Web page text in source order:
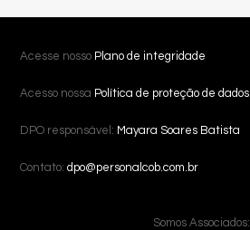
Acesse nosso Plano de integridade
Acesso nossa Política de proteção de dados
DPO responsável: Mayara Soares Batista
Contato:dpo@personalcob.com.br
Somos Associados: